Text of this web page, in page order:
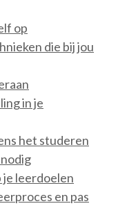
op
die bij jou
in je
het studeren
leerdoelen
en pas